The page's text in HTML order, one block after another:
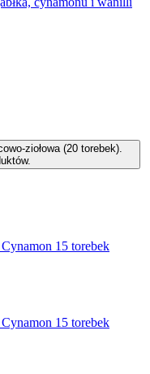
ziołowa (20 torebek).
15 torebek
15 torebek